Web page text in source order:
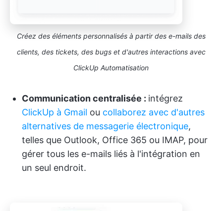
Créez des éléments personnalisés à partir des e-mails des
clients, des tickets, des bugs et d'autres interactions avec
ClickUp Automatisation
Communication centralisée : intégrez
ClickUp à Gmail ou collaborez avec d'autres
alternatives de messagerie électronique,
telles que Outlook, Office 365 ou IMAP, pour
gérer tous les e-mails liés à l'intégration en
un seul endroit.